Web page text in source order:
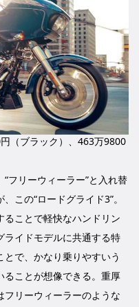
（ブラック）、463万9800
フリーウィーラー”と入れ替
この“ロードグライド3”。
ことで軽快なハンドリン
ライドモデルに共通する特
で、かなり乗りやすいう
ることが想像できる。重厚
リーウィーラーのような